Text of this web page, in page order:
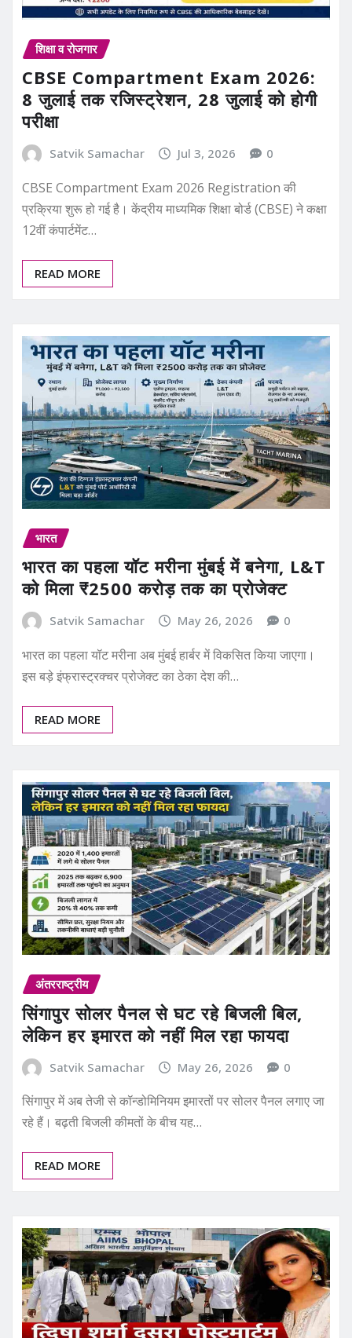
शिक्षा व रोजगार
CBSE Compartment Exam 2026:
8 जुलाई तक रजिस्ट्रेशन, 28 जुलाई को होगी
परीक्षा
Satvik Samachar Jul 3, 2026 0
CBSE Compartment Exam 2026 Registration की
प्रक्रिया शुरू हो गई है। केंद्रीय माध्यमिक शिक्षा बोर्ड (CBSE) ने कक्षा
12वीं कंपार्टमेंट…
READ MORE
भारत
भारत का पहला यॉट मरीना मुंबई में बनेगा, L&T
को मिला ₹2500 करोड़ तक का प्रोजेक्ट
Satvik Samachar May 26, 2026 0
भारत का पहला यॉट मरीना अब मुंबई हार्बर में विकसित किया जाएगा।
इस बड़े इंफ्रास्ट्रक्चर प्रोजेक्ट का ठेका देश की…
READ MORE
अंतरराष्ट्रीय
सिंगापुर सोलर पैनल से घट रहे बिजली बिल,
लेकिन हर इमारत को नहीं मिल रहा फायदा
Satvik Samachar May 26, 2026 0
सिंगापुर में अब तेजी से कॉन्डोमिनियम इमारतों पर सोलर पैनल लगाए जा
रहे हैं। बढ़ती बिजली कीमतों के बीच यह…
READ MORE